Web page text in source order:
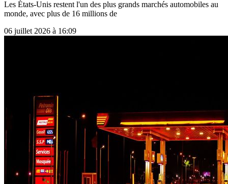
Les États-Unis restent l'un des plus grands marchés automobiles au
monde, avec plus de 16 millions de
06 juillet 2026 à 16:09